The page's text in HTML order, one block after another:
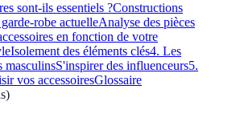
sont-ils essentiels ?Constructions
robe actuelleAnalyse des pièces
en fonction de votre
Isolement des éléments clés4. Les
masculinsS'inspirer des influenceurs5.
vos accessoiresGlossaire
)